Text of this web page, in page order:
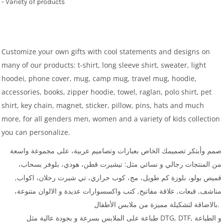
Customize your own gifts with cool statements and designs on
many of our products: t-shirt, long sleeve shirt, sweater, light
hoodei, phone cover, mug, camp mug, travel mug, hoodie,
accessories, books, zipper hoodie, towel, raglan, polo shirt, pet
shirt, key chain, magnet, sticker, pillow, pins, hats and much
more, for all genders men, women and a variety of kids collection
you can personalize.
صمم وأبتكر تصميمك الخاص بعبارات وتصاميم عربية، على مجموعة واسعة
من المنتجات رجالي و نسائي مثل: تيشيرت قطن، هودي، بلوفر بسحاب،
قميص بولو، بلوزة كم طويل، مج، كوب حراري، تي شيرت رجلان، اكواب,
مناشف, قبعات, علاقة مفاتيح, كتب واكسسوارات عديدة و الالوان متنوعة،
بالاضاقة لتشكيلة مميزة من ملابس الأطفال.
طباعة على الملابس بسرعة و بجودة عالية مثل DTG, DTF, و الطباعة